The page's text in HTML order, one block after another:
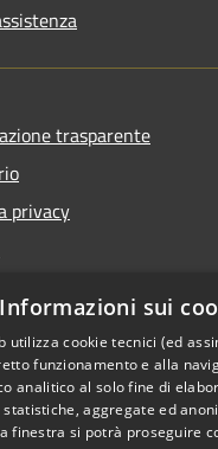
trasparente
privacy
Informazioni sui
utilizza cookie tecnici (ed
funzionamento e alla
analitico al solo fine di
statistiche, aggregate ed
finestra si potrà proseguire